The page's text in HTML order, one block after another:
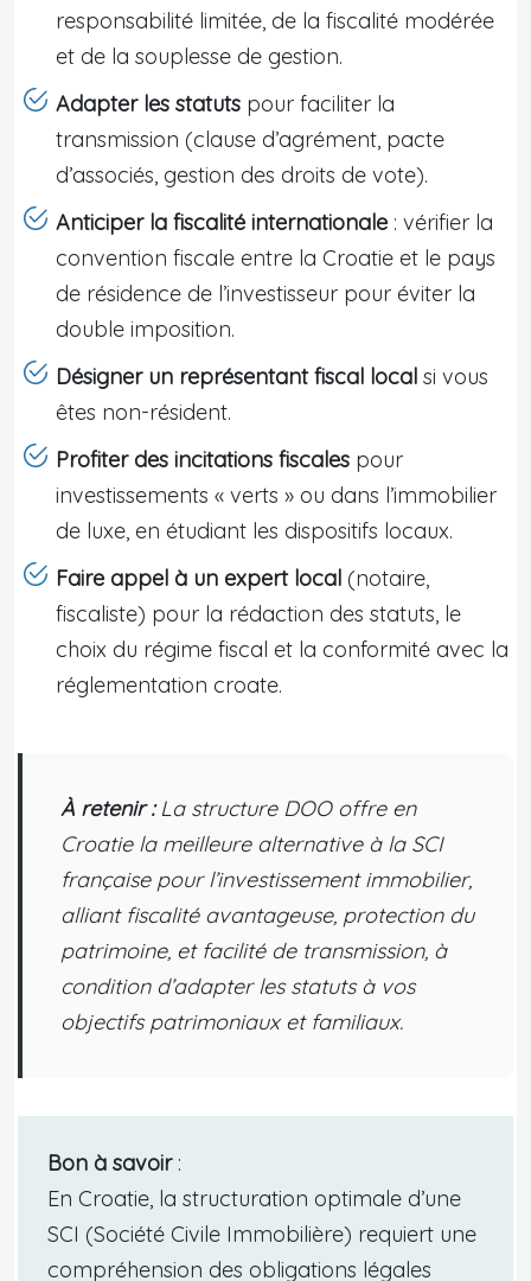
responsabilité limitée, de la fiscalité modérée
et de la souplesse de gestion.
Adapter les statuts pour faciliter la
transmission (clause d’agrément, pacte
d’associés, gestion des droits de vote).
Anticiper la fiscalité internationale : vérifier la
convention fiscale entre la Croatie et le pays
de résidence de l’investisseur pour éviter la
double imposition.
Désigner un représentant fiscal local si vous
êtes non-résident.
Profiter des incitations fiscales pour
investissements « verts » ou dans l’immobilier
de luxe, en étudiant les dispositifs locaux.
Faire appel à un expert local (notaire,
fiscaliste) pour la rédaction des statuts, le
choix du régime fiscal et la conformité avec la
réglementation croate.
À retenir :La structure DOO offre en
Croatie la meilleure alternative à la SCI
française pour l’investissement immobilier,
alliant fiscalité avantageuse, protection du
patrimoine, et facilité de transmission, à
condition d’adapter les statuts à vos
objectifs patrimoniaux et familiaux.
Bon à savoir:
En Croatie, la structuration optimale d’une
SCI (Société Civile Immobilière) requiert une
compréhension des obligations légales